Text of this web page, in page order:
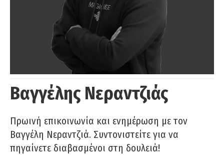
Βαγγέλης Νεραντζιάς
Πρωινή επικοινωνία και ενημέρωση με τον
Βαγγέλη Νεραντζιά. Συντονιστείτε για να
πηγαίνετε διαβασμένοι στη δουλειά!